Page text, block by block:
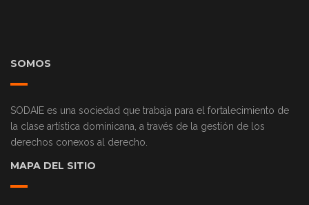
SOMOS
SODAIE es una sociedad que trabaja para el fortalecimiento de
la clase artística dominicana, a través de la gestión de los
derechos conexos al derecho.
MAPA DEL SITIO